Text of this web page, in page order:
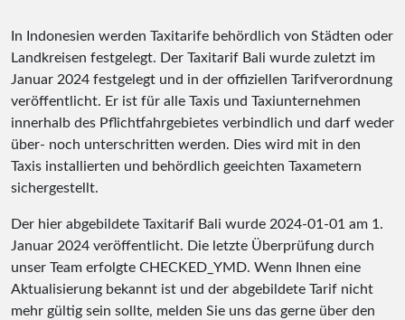
In Indonesien werden Taxitarife behördlich von Städten oder
Landkreisen festgelegt. Der Taxitarif Bali wurde zuletzt im
Januar 2024 festgelegt und in der offiziellen Tarifverordnung
veröffentlicht. Er ist für alle Taxis und Taxiunternehmen
innerhalb des Pflichtfahrgebietes verbindlich und darf weder
über- noch unterschritten werden. Dies wird mit in den
Taxis installierten und behördlich geeichten Taxametern
sichergestellt.
Der hier abgebildete Taxitarif Bali wurde 2024-01-01 am 1.
Januar 2024 veröffentlicht. Die letzte Überprüfung durch
unser Team erfolgte CHECKED_YMD. Wenn Ihnen eine
Aktualisierung bekannt ist und der abgebildete Tarif nicht
mehr gültig sein sollte, melden Sie uns das gerne über den